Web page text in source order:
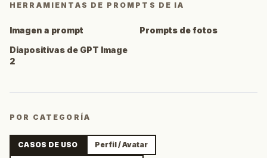
HERRAMIENTAS DE PROMPTS DE IA
Imagen a prompt
Prompts de fotos
Diapositivas de GPT Image
2
POR CATEGORÍA
CASOS DE USO Perfil / Avatar